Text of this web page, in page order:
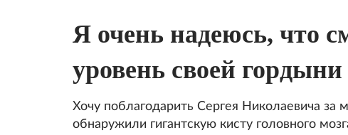
Я очень надеюсь, что
уровень своей гордыни
Хочу поблагодарить Сергея Николаевича за
обнаружили гигантскую кисту головного